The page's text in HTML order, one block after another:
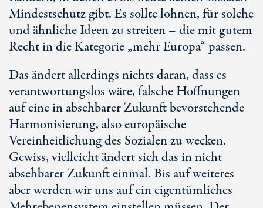
Mindestschutz gibt. Es sollte lohnen, für solche
und ähnliche Ideen zu streiten – die mit gutem
Recht in die Kategorie „mehr Europa“ passen.
Das ändert allerdings nichts daran, dass es
verantwortungslos wäre, falsche Hoffnungen
auf eine in absehbarer Zukunft bevorstehende
Harmonisierung, also europäische
Vereinheitlichung des Sozialen zu wecken.
Gewiss, vielleicht ändert sich das in nicht
absehbarer Zukunft einmal. Bis auf weiteres
aber werden wir uns auf ein eigentümliches